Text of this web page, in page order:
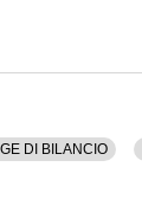
DI BILANCIO